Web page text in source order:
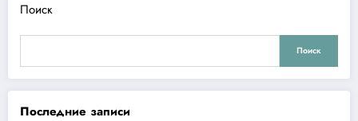
Поиск
Поиск
Последние записи